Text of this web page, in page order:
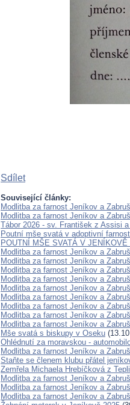
Sdílet
Související články:
Modlitba za farnost Jeníkov a
Modlitba za farnost Jeníkov a
Tábor 2026 - sv. František z Assisi
Poutní mše svatá v adoptivní
POUTNÍ MŠE SVATÁ V
Modlitba za farnost Jeníkov a
Modlitba za farnost Jeníkov a
Modlitba za farnost Jeníkov a
Modlitba za farnost Jeníkov a
Modlitba za farnost Jeníkov a
Modlitba za farnost Jeníkov a
Modlitba za farnost Jeníkov a
Modlitba za farnost Jeníkov a
Modlitba za farnost Jeníkov a
Mše svatá s biskupy v Oseku
Ohlédnutí za moravskou -
Modlitba za farnost Jeníkov a
Staňte se členem klubu přátel
Zemřela Michaela Hrebíčková z
Modlitba za farnost Jeníkov a
Modlitba za farnost Jeníkov a
Modlitba za farnost Jeníkov a